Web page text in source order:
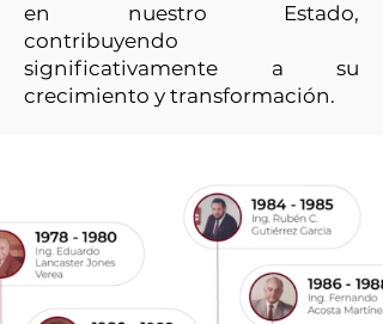
en nuestro Estado,
contribuyendo
significativamente a su
crecimiento y transformación.